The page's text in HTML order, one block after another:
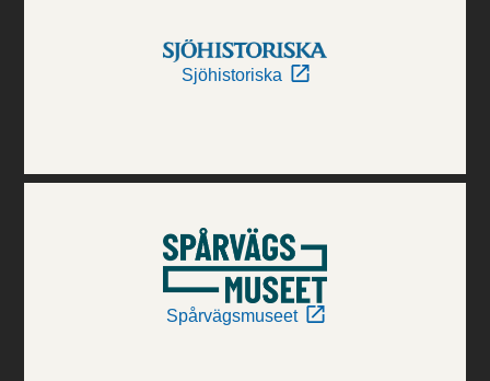
Sjöhistoriska
Spårvägsmuseet